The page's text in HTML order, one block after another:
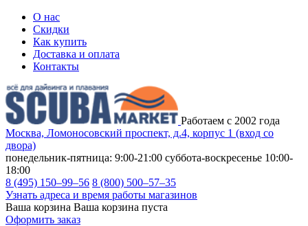
О нас
Скидки
Как купить
Доставка и оплата
Контакты
Работаем с 2002 года
Москва, Ломоносовский проспект, д.4, корпус 1 (вход со
двора)
понедельник-пятница: 9:00-21:00 суббота-воскресенье 10:00-
18:00
8 (495) 150–99–56 8 (800) 500–57–35
Узнать адреса и время работы магазинов
Ваша корзина Ваша корзина пуста
Оформить заказ